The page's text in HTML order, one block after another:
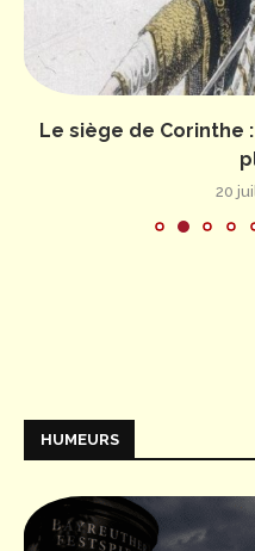
Le siège de Corinthe
20
HUMEURS